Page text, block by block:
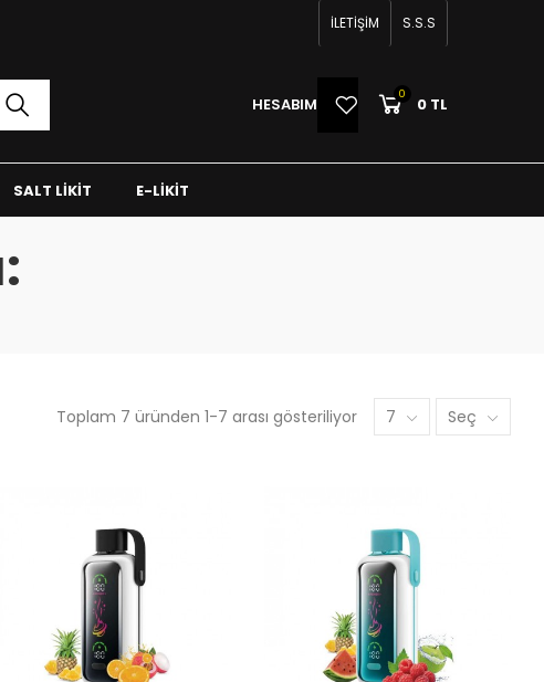
İLETİŞİM S.S.S
HESABIM 0 0 TL
SALT LIKIT E-LIKIT
Toplam 7 üründen 1-7 arası gösteriliyor 7 Seç